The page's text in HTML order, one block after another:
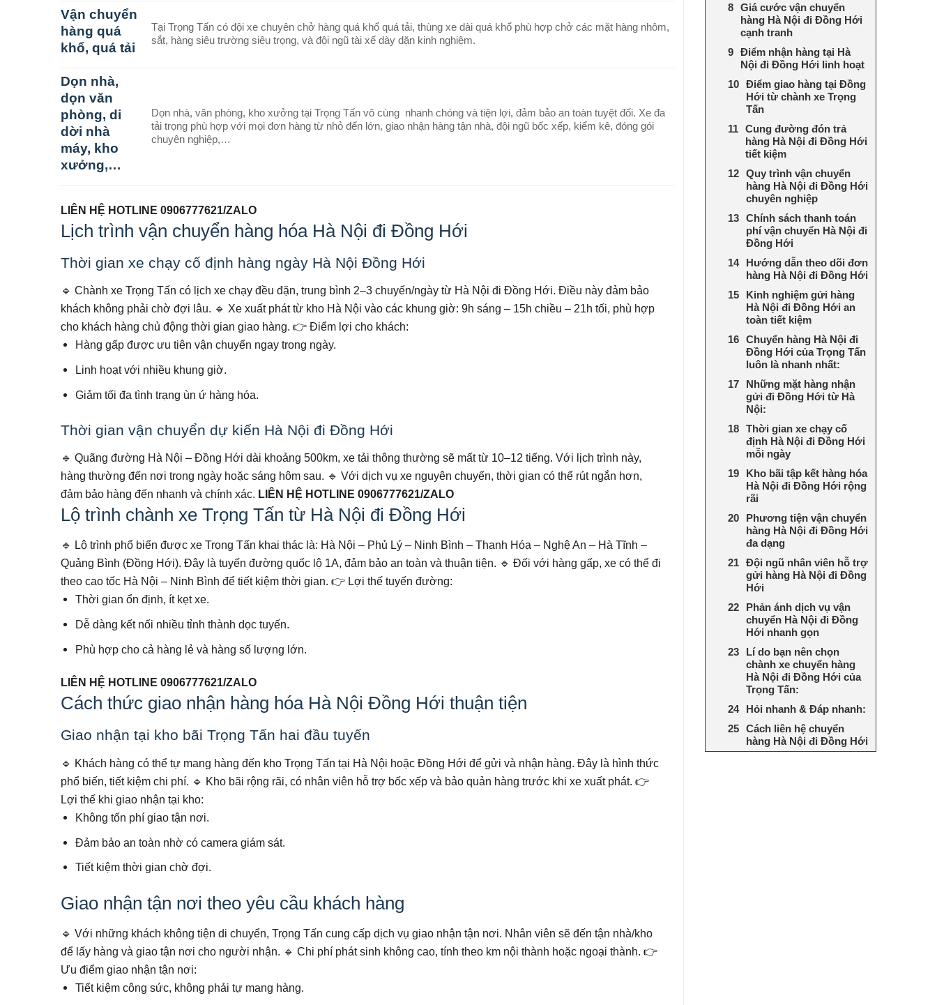
Vận chuyển
hàng quá
khổ, quá tải
Tại Trọng Tấn có đội xe chuyên chở hàng quá khổ quá tải, thùng xe dài quá khổ phù hợp chở các mặt hàng nhôm,
sắt, hàng siêu trường siêu trọng, và đội ngũ tài xế dày dặn kinh nghiệm.
Dọn nhà,
dọn văn
phòng, di
dời nhà
máy, kho
xưởng,…
Dọn nhà, văn phòng, kho xưởng tại Trọng Tấn vô cùng nhanh chóng và tiện lợi, đảm bảo an toàn tuyệt đối. Xe đa
tải trọng phù hợp với mọi đơn hàng từ nhỏ đến lớn, giao nhận hàng tận nhà, đội ngũ bốc xếp, kiểm kê, đóng gói
chuyên nghiệp,…
LIÊN HỆ HOTLINE 0906777621/ZALO
Lịch trình vận chuyển hàng hóa Hà Nội đi Đồng Hới
Thời gian xe chạy cố định hàng ngày Hà Nội Đồng Hới
🔹 Chành xe Trọng Tấn có lịch xe chạy đều đặn, trung bình 2–3 chuyến/ngày từ Hà Nội đi Đồng Hới. Điều này đảm bảo
khách không phải chờ đợi lâu. 🔹 Xe xuất phát từ kho Hà Nội vào các khung giờ: 9h sáng – 15h chiều – 21h tối, phù hợp
cho khách hàng chủ động thời gian giao hàng. 👉 Điểm lợi cho khách:
Hàng gấp được ưu tiên vận chuyển ngay trong ngày.
Linh hoạt với nhiều khung giờ.
Giảm tối đa tình trạng ùn ứ hàng hóa.
Thời gian vận chuyển dự kiến Hà Nội đi Đồng Hới
🔹 Quãng đường Hà Nội – Đồng Hới dài khoảng 500km, xe tải thông thường sẽ mất từ 10–12 tiếng. Với lịch trình này,
hàng thường đến nơi trong ngày hoặc sáng hôm sau. 🔹 Với dịch vụ xe nguyên chuyến, thời gian có thể rút ngắn hơn,
đảm bảo hàng đến nhanh và chính xác. LIÊN HỆ HOTLINE 0906777621/ZALO
Lộ trình chành xe Trọng Tấn từ Hà Nội đi Đồng Hới
🔹 Lộ trình phổ biến được xe Trọng Tấn khai thác là: Hà Nội – Phủ Lý – Ninh Bình – Thanh Hóa – Nghệ An – Hà Tĩnh –
Quảng Bình (Đồng Hới). Đây là tuyến đường quốc lộ 1A, đảm bảo an toàn và thuận tiện. 🔹 Đối với hàng gấp, xe có thể đi
theo cao tốc Hà Nội – Ninh Bình để tiết kiệm thời gian. 👉 Lợi thế tuyến đường:
Thời gian ổn định, ít kẹt xe.
Dễ dàng kết nối nhiều tỉnh thành dọc tuyến.
Phù hợp cho cả hàng lẻ và hàng số lượng lớn.
LIÊN HỆ HOTLINE 0906777621/ZALO
Cách thức giao nhận hàng hóa Hà Nội Đồng Hới thuận tiện
Giao nhận tại kho bãi Trọng Tấn hai đầu tuyến
🔹 Khách hàng có thể tự mang hàng đến kho Trọng Tấn tại Hà Nội hoặc Đồng Hới để gửi và nhận hàng. Đây là hình thức
phổ biến, tiết kiệm chi phí. 🔹 Kho bãi rộng rãi, có nhân viên hỗ trợ bốc xếp và bảo quản hàng trước khi xe xuất phát. 👉
Lợi thế khi giao nhận tại kho:
Không tốn phí giao tận nơi.
Đảm bảo an toàn nhờ có camera giám sát.
Tiết kiệm thời gian chờ đợi.
Giao nhận tận nơi theo yêu cầu khách hàng
🔹 Với những khách không tiện di chuyển, Trọng Tấn cung cấp dịch vụ giao nhận tận nơi. Nhân viên sẽ đến tận nhà/kho
để lấy hàng và giao tận nơi cho người nhận. 🔹 Chi phí phát sinh không cao, tính theo km nội thành hoặc ngoại thành. 👉
Ưu điểm giao nhận tận nơi:
Tiết kiệm công sức, không phải tự mang hàng.
Giá cước vận chuyển
hàng Hà Nội đi Đồng Hới
cạnh tranh
Điểm nhận hàng tại Hà
Nội đi Đồng Hới linh hoạt
Điểm giao hàng tại Đồng
Hới từ chành xe Trọng
Tấn
Cung đường đón trả
hàng Hà Nội đi Đồng Hới
tiết kiệm
Quy trình vận chuyển
hàng Hà Nội đi Đồng Hới
chuyên nghiệp
Chính sách thanh toán
phí vận chuyển Hà Nội đi
Đồng Hới
Hướng dẫn theo dõi đơn
hàng Hà Nội đi Đồng Hới
Kinh nghiệm gửi hàng
Hà Nội đi Đồng Hới an
toàn tiết kiệm
Chuyển hàng Hà Nội đi
Đồng Hới của Trọng Tấn
luôn là nhanh nhất:
Những mặt hàng nhận
gửi đi Đồng Hới từ Hà
Nội:
Thời gian xe chạy cố
định Hà Nội đi Đồng Hới
mỗi ngày
Kho bãi tập kết hàng hóa
Hà Nội đi Đồng Hới rộng
rãi
Phương tiện vận chuyển
hàng Hà Nội đi Đồng Hới
đa dạng
Đội ngũ nhân viên hỗ trợ
gửi hàng Hà Nội đi Đồng
Hới
Phản ánh dịch vụ vận
chuyển Hà Nội đi Đồng
Hới nhanh gọn
Lí do bạn nên chọn
chành xe chuyển hàng
Hà Nội đi Đồng Hới của
Trọng Tấn:
Hỏi nhanh & Đáp nhanh:
Cách liên hệ chuyển
hàng Hà Nội đi Đồng Hới